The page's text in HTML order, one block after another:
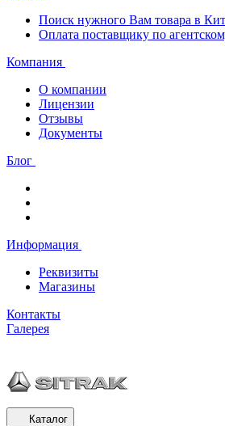
Поиск нужного Вам товара в
Оплата поставщику по
Компания
О компании
Лицензии
Отзывы
Документы
Блог
Информация
Реквизиты
Магазины
Контакты
Галерея
Каталог